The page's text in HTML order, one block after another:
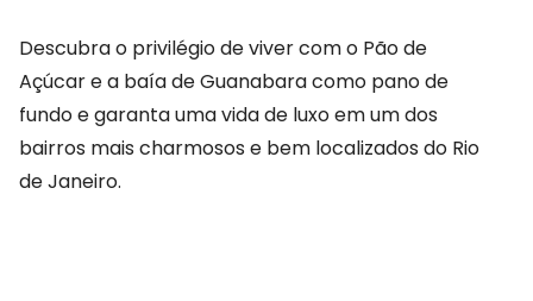
Descubra o privilégio de viver com o Pão de
Açúcar e a baía de Guanabara como pano de
fundo e garanta uma vida de luxo em um dos
bairros mais charmosos e bem localizados do Rio
de Janeiro.